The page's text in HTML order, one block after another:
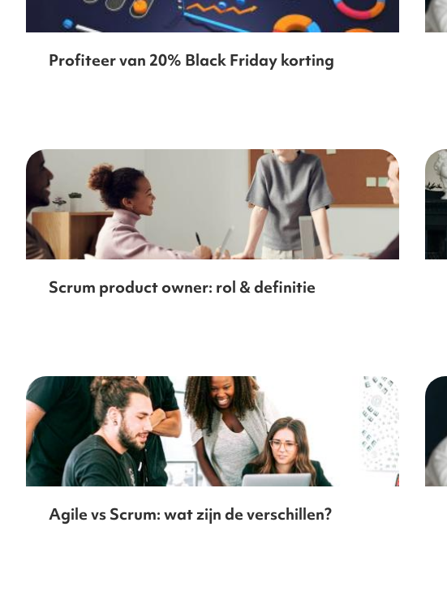
Profiteer van 20% Black Friday korting
Scrum product owner: rol & definitie
Agile vs Scrum: wat zijn de verschillen?